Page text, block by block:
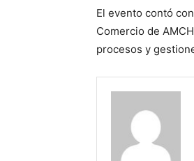
El evento contó
Comercio de
procesos y